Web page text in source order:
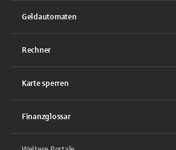
Geldautomaten
Rechner
Karte sperren
Finanzglossar